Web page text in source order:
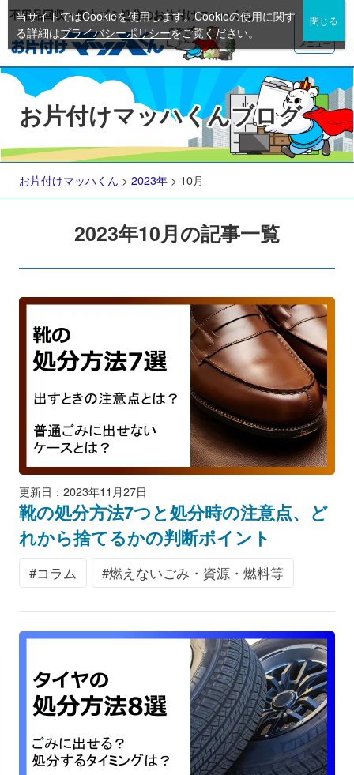
不用品回収・粗大ゴミ処分のお片付けマッハくん
メニュー
お片付けマッハくんブログ
お片付けマッハくん > 2023年> 10月
2023年10月の記事一覧
更新日：2023年11月27日
靴の処分方法7つと処分時の注意点、ど
れから捨てるかの判断ポイント
コラム 燃えないごみ・資源・燃料等
当サイトではCookieを使用します。Cookieの使用に関す
る詳細はプライバシーポリシーをご覧ください。